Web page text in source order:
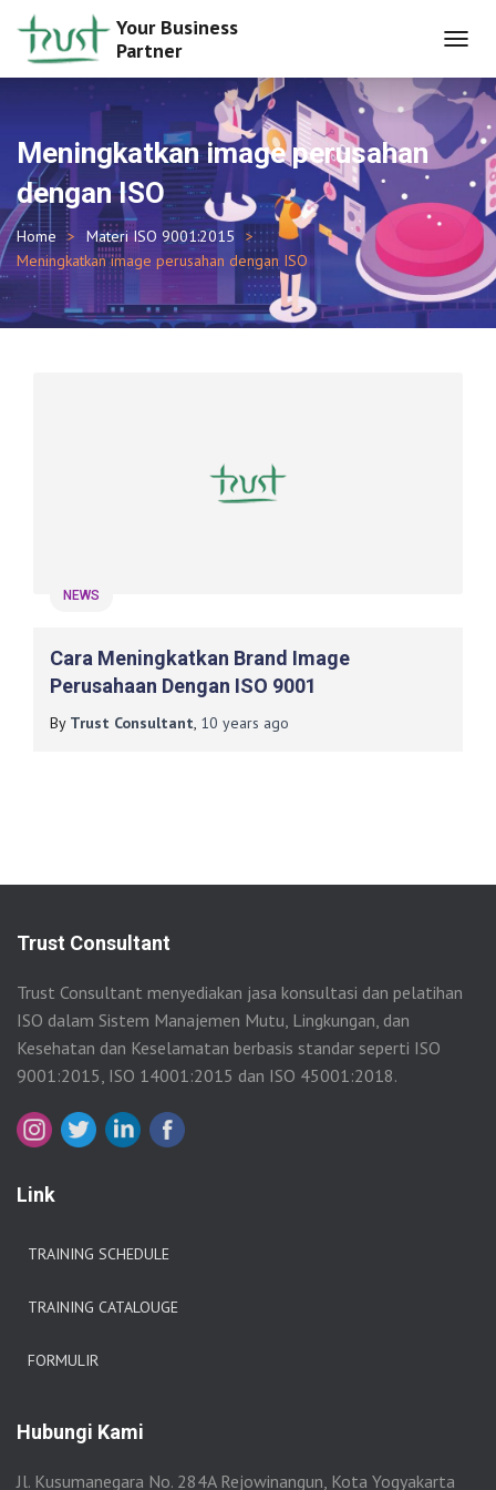
Your Business
Partner
Meningkatkan image perusahan
dengan ISO
Home
Materi ISO 9001:2015
Meningkatkan image perusahan dengan ISO
NEWS
Cara Meningkatkan Brand Image
Perusahaan Dengan ISO 9001
By Trust Consultant, 10 years ago
Trust Consultant
Trust Consultant menyediakan jasa konsultasi dan pelatihan
ISO dalam Sistem Manajemen Mutu, Lingkungan, dan
Kesehatan dan Keselamatan berbasis standar seperti ISO
9001:2015, ISO 14001:2015 dan ISO 45001:2018.
Link
TRAINING SCHEDULE
TRAINING CATALOUGE
FORMULIR
Hubungi Kami
Jl. Kusumanegara No. 284A Rejowinangun, Kota Yogyakarta